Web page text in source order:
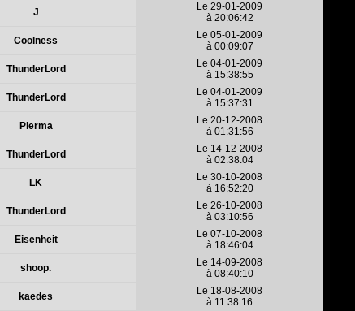
J
Le 29-01-2009
à 20:06:42
Coolness
Le 05-01-2009
à 00:09:07
ThunderLord
Le 04-01-2009
à 15:38:55
ThunderLord
Le 04-01-2009
à 15:37:31
Pierma
Le 20-12-2008
à 01:31:56
ThunderLord
Le 14-12-2008
à 02:38:04
LK
Le 30-10-2008
à 16:52:20
ThunderLord
Le 26-10-2008
à 03:10:56
Eisenheit
Le 07-10-2008
à 18:46:04
shoop.
Le 14-09-2008
à 08:40:10
kaedes
Le 18-08-2008
à 11:38:16